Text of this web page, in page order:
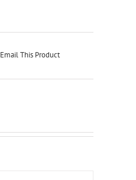
Email This Product